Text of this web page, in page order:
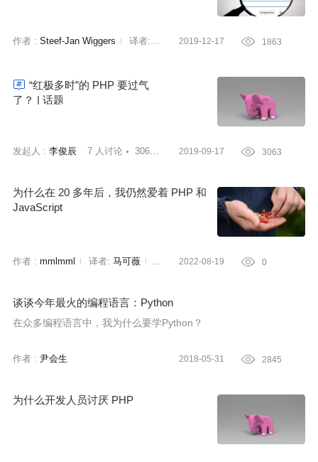
作者 : Steef-Jan Wiggers
译者:
2019-12-17  1863

“红极多时”的 PHP 要过气
了？ | 话题
发起人 : 李俊辰 7 人讨论
3063
2019-09-17  3063
为什么在 20 多年后，我仍然爱着 PHP 和
JavaScript
作者 : mmlmml 译者: 马可薇
2022-08-19  0
谈谈今年最火的编程语言：Python
在众多编程语言中，我为什么要学Python？
作者 : 尹会生 2018-05-31  2845
为什么开发人员讨厌 PHP